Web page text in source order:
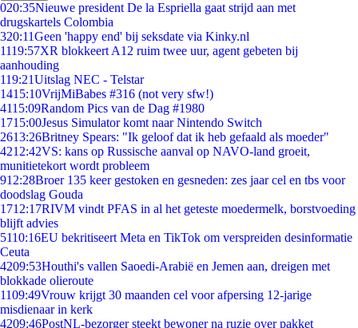
020:35Nieuwe president De la Espriella gaat strijd aan met
drugskartels Colombia
320:11Geen 'happy end' bij seksdate via Kinky.nl
1119:57XR blokkeert A12 ruim twee uur, agent gebeten bij
aanhouding
119:21Uitslag NEC - Telstar
1415:10VrijMiBabes #316 (not very sfw!)
4115:09Random Pics van de Dag #1980
1715:00Jesus Simulator komt naar Nintendo Switch
2613:26Britney Spears: "Ik geloof dat ik heb gefaald als moeder"
4212:42VS: kans op Russische aanval op NAVO-land groeit,
munitietekort wordt probleem
912:28Broer 135 keer gestoken en gesneden: zes jaar cel en tbs voor
doodslag Gouda
1712:17RIVM vindt PFAS in al het geteste moedermelk, borstvoeding
blijft advies
5110:16EU bekritiseert Meta en TikTok om verspreiden desinformatie
Ceuta
4209:53Houthi's vallen Saoedi-Arabië en Jemen aan, dreigen met
blokkade olieroute
1109:49Vrouw krijgt 30 maanden cel voor afpersing 12-jarige
misdienaar in kerk
4209:46PostNL-bezorger steekt bewoner na ruzie over pakket